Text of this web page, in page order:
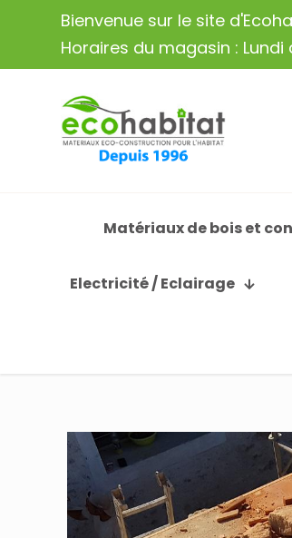
Bienvenue sur le site
Horaires du magasin : Lundi
Matériaux de bois et
Electricité / Eclairage